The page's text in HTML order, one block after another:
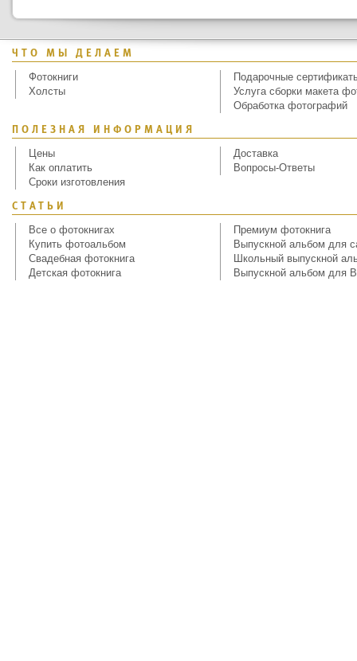
ЧТО МЫ ДЕЛАЕМ
Фотокниги
Холсты
Подарочные
Услуга сборки макета
Обработка фотографий
ПОЛЕЗНАЯ ИНФОРМАЦИЯ
Цены
Как оплатить
Сроки изготовления
Доставка
Вопросы-Ответы
СТАТЬИ
Все о фотокнигах
Купить фотоальбом
Свадебная фотокнига
Детская фотокнига
Премиум фотокнига
Выпускной альбом для
Школьный выпускной
Выпускной альбом для